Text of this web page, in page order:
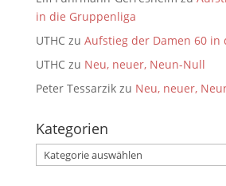
in die Gruppenliga
UTHCzu Aufstieg der Damen 60 in
UTHCzu Neu, neuer, Neun-Null
Peter Tessarzikzu Neu, neuer,
Kategorien
Kategorien